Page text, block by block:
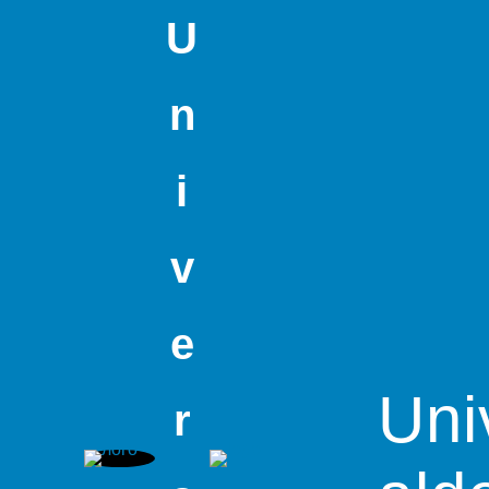
U
n
i
v
e
r